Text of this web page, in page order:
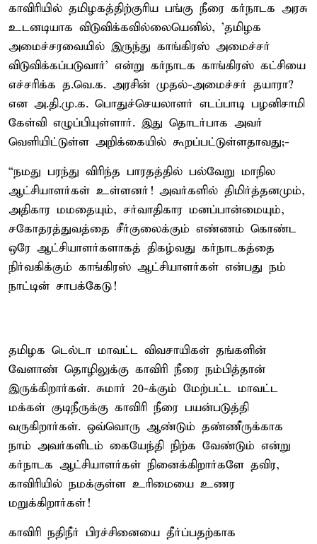
காவிரியில் தமிழகத்திற்குரிய பங்கு நீரை கர்நாடக அரசு
உடனடியாக விடுவிக்கவில்லையெனில், 'தமிழக
அமைச்சரவையில் இருந்து காங்கிரஸ் அமைச்சர்
விடுவிக்கப்படுவார்' என்று கர்நாடக காங்கிரஸ் கட்சியை
எச்சரிக்க த.வெ.க. அரசின் முதல்-அமைச்சர் தயாரா?
என அ.தி.மு.க. பொதுச்செயலாளர் எடப்பாடி பழனிசாமி
கேள்வி எழுப்பியுள்ளார். இது தொடர்பாக அவர்
வெளியிட்டுள்ள அறிக்கையில் கூறப்பட்டுள்ளதாவது;-
“நமது பரந்து விரிந்த பாரதத்தில் பல்வேறு மாநில
ஆட்சியாளர்கள் உள்ளனர்! அவர்களில் திமிர்த்தனமும்,
அதிகார மமதையும், சர்வாதிகார மனப்பான்மையும்,
சகோதரத்துவத்தை சீர்குலைக்கும் எண்ணம் கொண்ட
ஒரே ஆட்சியாளர்களாகத் திகழ்வது கர்நாடகத்தை
நிர்வகிக்கும் காங்கிரஸ் ஆட்சியாளர்கள் என்பது நம்
நாட்டின் சாபக்கேடு!
தமிழக டெல்டா மாவட்ட விவசாயிகள் தங்களின்
வேளாண் தொழிலுக்கு காவிரி நீரை நம்பித்தான்
இருக்கிறார்கள். சுமார் 20-க்கும் மேற்பட்ட மாவட்ட
மக்கள் குடிநீருக்கு காவிரி நீரை பயன்படுத்தி
வருகிறார்கள். ஒவ்வொரு ஆண்டும் தண்ணீருக்காக
நாம் அவர்களிடம் கையேந்தி நிற்க வேண்டும் என்று
கர்நாடக ஆட்சியாளர்கள் நினைக்கிறார்களே தவிர,
காவிரியில் நமக்குள்ள உரிமையை உணர
மறுக்கிறார்கள்!
காவிரி நதிநீர் பிரச்சினையை தீர்ப்பதற்காக